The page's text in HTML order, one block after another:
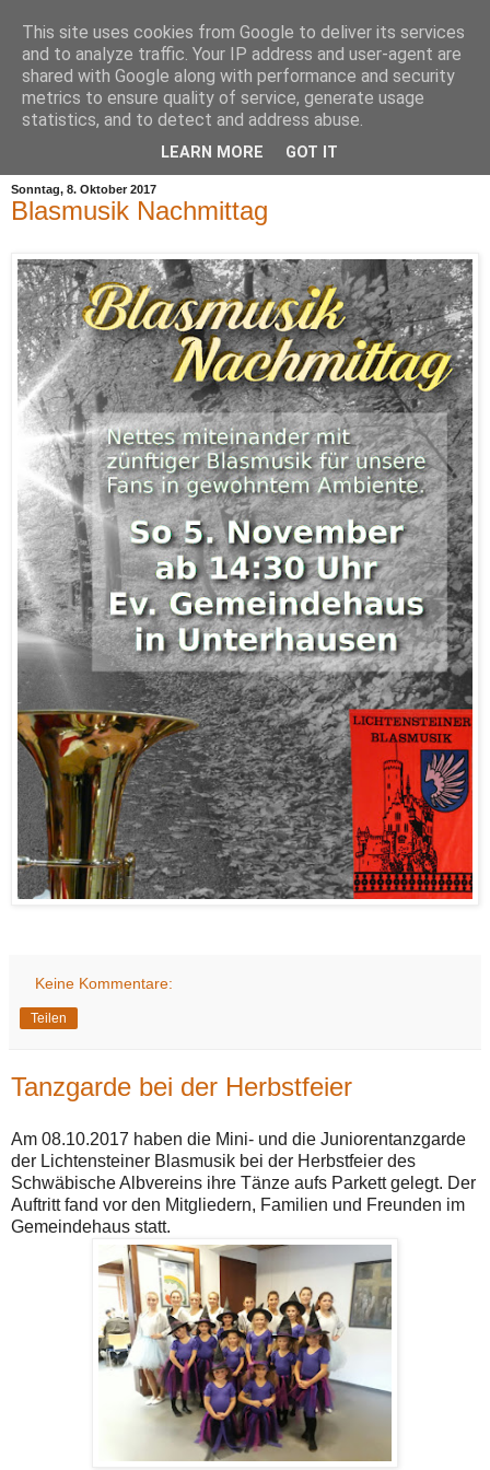
Sonntag, 8. Oktober 2017
Blasmusik Nachmittag
Keine Kommentare:
Teilen
Tanzgarde bei der Herbstfeier
Am 08.10.2017 haben die Mini- und die Juniorentanzgarde
der Lichtensteiner Blasmusik bei der Herbstfeier des
Schwäbische Albvereins ihre Tänze aufs Parkett gelegt. Der
Auftritt fand vor den Mitgliedern, Familien und Freunden im
Gemeindehaus statt.
This site uses cookies from Google to deliver its services
and to analyze traffic. Your IP address and user-agent are
shared with Google along with performance and security
metrics to ensure quality of service, generate usage
statistics, and to detect and address abuse.
LEARN MORE GOT IT